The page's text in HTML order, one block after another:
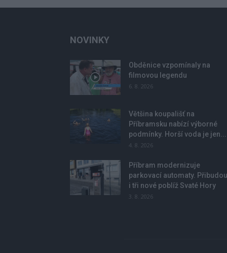
NOVINKY
Obděnice vzpomínaly na
filmovou legendu
6. 8. 2026
Většina koupališť na
Příbramsku nabízí výborné
podmínky. Horší voda je jen...
4. 8. 2026
Příbram modernizuje
parkovací automaty. Přibudou
i tři nové poblíž Svaté Hory
3. 8. 2026